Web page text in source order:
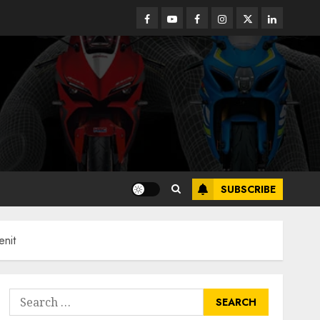
Facebook
YoutubeFacebookInstagram
Twitterlinkedin
SUBSCRIBE
Search
for: